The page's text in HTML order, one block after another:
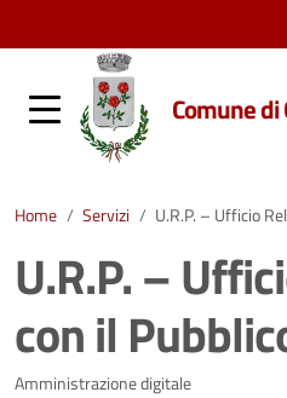
Comune di
Home / Servizi / U.R.P. – Ufficio
U.R.P. –
con il
Amministrazione digitale